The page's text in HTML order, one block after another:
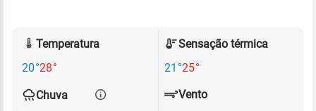
Temperatura
20°28°
Sensação térmica
21°25°
Chuva
Vento